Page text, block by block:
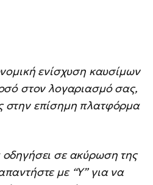
ενίσχυση καυσίμων
στον λογαριασμό σας,
στην επίσημη πλατφόρμα
σε ακύρωση της
με “Υ” για να